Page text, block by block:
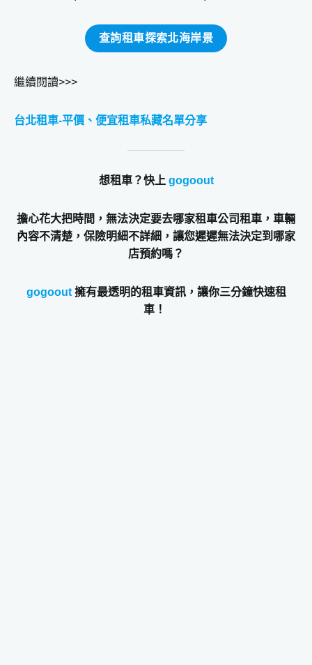
查詢租車探索北海岸景
繼續閱讀>>>
台北租車-平價、便宜租車私藏名單分享
想租車？快上 gogoout
擔心花大把時間，無法決定要去哪家租車公司租車，車輛
內容不清楚，保險明細不詳細，讓您遲遲無法決定到哪家
店預約嗎？
gogoout擁有最透明的租車資訊，讓你三分鐘快速租
車！